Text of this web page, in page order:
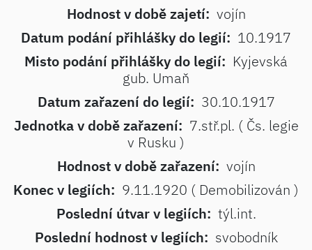
Hodnost v době zajetí: vojín
Datum podání přihlášky do legií: 10.1917
Misto podání přihlášky do legií: Kyjevská
gub. Umaň
Datum zařazení do legií: 30.10.1917
Jednotka v době zařazení: 7.stř.pl. ( Čs. legie
v Rusku )
Hodnost v době zařazení: vojín
Konec v legiích: 9.11.1920 ( Demobilizován )
Poslední útvar v legiích: týl.int.
Poslední hodnost v legiích: svobodník